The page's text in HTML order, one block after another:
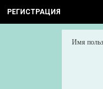
РЕГИСТРАЦИЯ
Имя